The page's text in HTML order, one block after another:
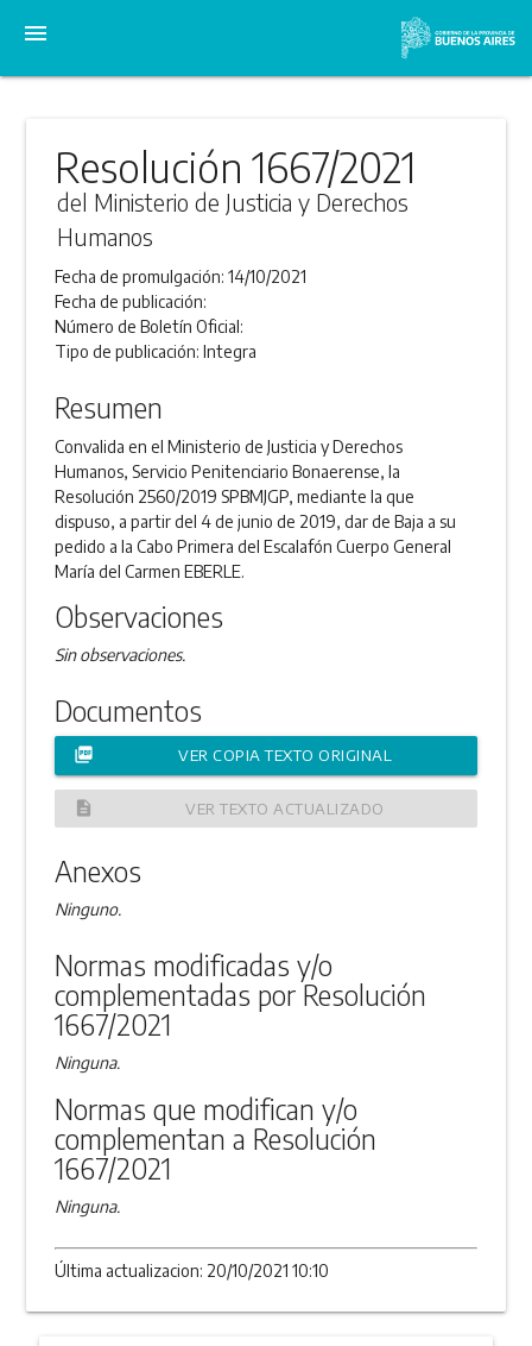
menu
Resolución 1667/2021
del Ministerio de Justicia y Derechos
Humanos
Fecha de promulgación:14/10/2021
Fecha de publicación:
Número de Boletín Oficial:
Tipo de publicación:Integra
Resumen
Convalida en el Ministerio de Justicia y Derechos
Humanos, Servicio Penitenciario Bonaerense, la
Resolución 2560/2019 SPBMJGP, mediante la que
dispuso, a partir del 4 de junio de 2019, dar de Baja a su
pedido a la Cabo Primera del Escalafón Cuerpo General
María del Carmen EBERLE.
Observaciones
Sin observaciones.
Documentos
picture_as_pdf VER COPIA TEXTO ORIGINAL
description VER TEXTO ACTUALIZADO
Anexos
Ninguno.
Normas modificadas y/o
complementadas por Resolución
1667/2021
Ninguna.
Normas que modifican y/o
complementan a Resolución
1667/2021
Ninguna.
Última actualizacion: 20/10/2021 10:10